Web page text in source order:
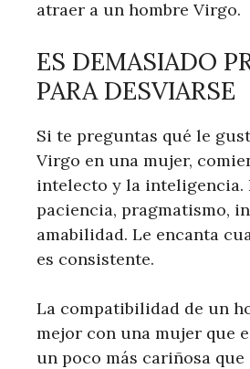
atraer a un hombre Virgo.
ES DEMASIADO
PARA DESVIARSE
Si te preguntas qué le
Virgo en una mujer,
intelecto y la inteligencia.
paciencia, pragmatismo,
amabilidad. Le encanta
es consistente.
La compatibilidad de un
mejor con una mujer que
un poco más cariñosa que